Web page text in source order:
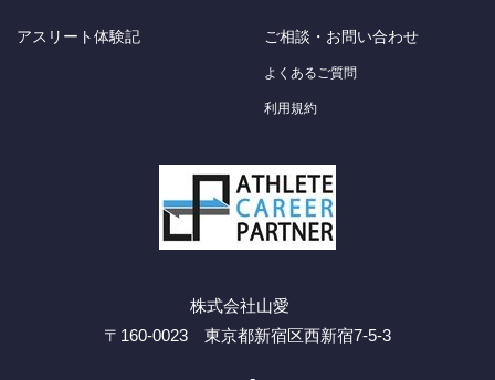
アスリート体験記 ご相談・お問い合わせ
よくあるご質問
利用規約
株式会社山愛
〒160-0023 東京都新宿区西新宿7-5-3